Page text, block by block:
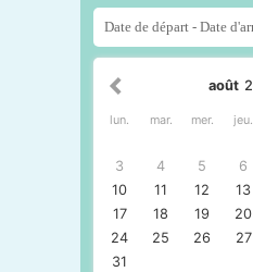
août
lun. mar. mer. jeu.
3
4 5 6
10
11 12 13
17
18 19 20
24
25 26 27
31